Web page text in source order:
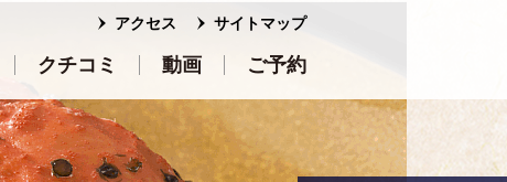
アクセス サイトマップ
クチコミ 動画 ご予約